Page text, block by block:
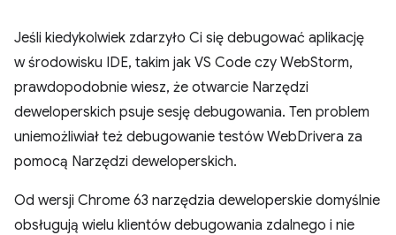
Jeśli kiedykolwiek zdarzyło Ci się debugować aplikację
w środowisku IDE, takim jak VS Code czy WebStorm,
prawdopodobnie wiesz, że otwarcie Narzędzi
deweloperskich psuje sesję debugowania. Ten problem
uniemożliwiał też debugowanie testów WebDrivera za
pomocą Narzędzi deweloperskich.
Od wersji Chrome 63 narzędzia deweloperskie domyślnie
obsługują wielu klientów debugowania zdalnego i nie